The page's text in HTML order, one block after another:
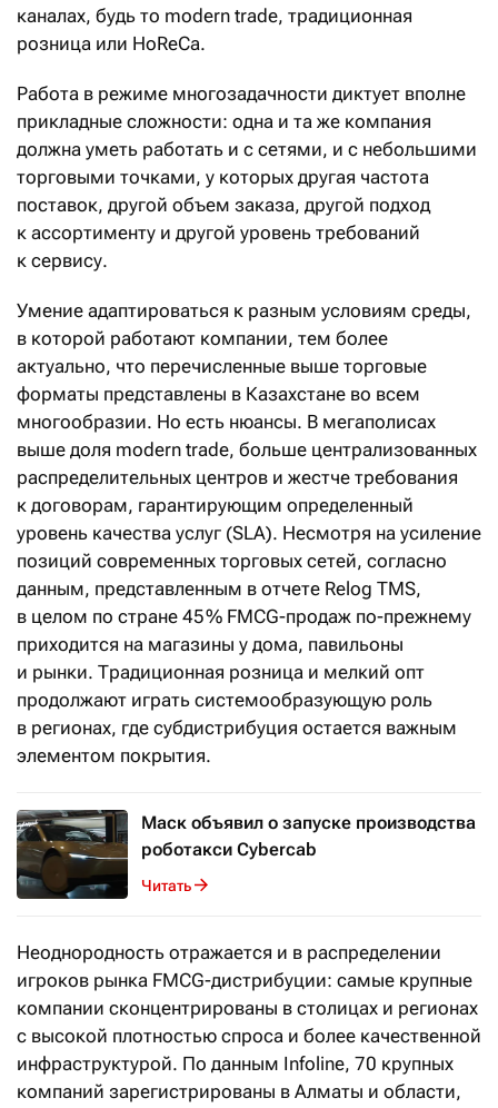
каналах, будь то modern trade, традиционная
розница или HoReCa.
Работа в режиме многозадачности диктует вполне
прикладные сложности: одна и та же компания
должна уметь работать и с сетями, и с небольшими
торговыми точками, у которых другая частота
поставок, другой объем заказа, другой подход
к ассортименту и другой уровень требований
к сервису.
Умение адаптироваться к разным условиям среды,
в которой работают компании, тем более
актуально, что перечисленные выше торговые
форматы представлены в Казахстане во всем
многообразии. Но есть нюансы. В мегаполисах
выше доля modern trade, больше централизованных
распределительных центров и жестче требования
к договорам, гарантирующим определенный
уровень качества услуг (SLA). Несмотря на усиление
позиций современных торговых сетей, согласно
данным, представленным в отчете Relog TMS,
в целом по стране 45 % FMCG-продаж по-прежнему
приходится на магазины у дома, павильоны
и рынки. Традиционная розница и мелкий опт
продолжают играть системообразующую роль
в регионах, где субдистрибуция остается важным
элементом покрытия.
Маск объявил о запуске производства
роботакси Cybercab
Читать
Неоднородность отражается и в распределении
игроков рынка FMCG-дистрибуции: самые крупные
компании сконцентрированы в столицах и регионах
с высокой плотностью спроса и более качественной
инфраструктурой. По данным Infoline, 70 крупных
компаний зарегистрированы в Алматы и области,